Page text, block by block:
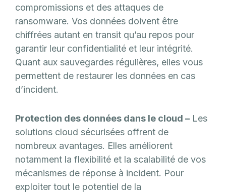
compromissions et des attaques de
ransomware. Vos données doivent être
chiffrées autant en transit qu’au repos pour
garantir leur confidentialité et leur intégrité.
Quant aux sauvegardes régulières, elles vous
permettent de restaurer les données en cas
d’incident.
Protection des données dans le cloud – Les
solutions cloud sécurisées offrent de
nombreux avantages. Elles améliorent
notamment la flexibilité et la scalabilité de vos
mécanismes de réponse à incident. Pour
exploiter tout le potentiel de la